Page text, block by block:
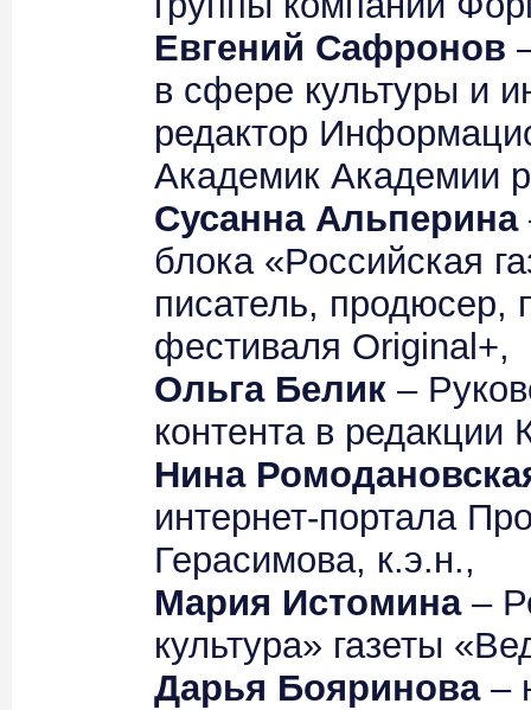
Евгений Сафронов
в сфере культуры и
редактор
Академик Академии
Сусанна Альперина
блока «Российская
писатель, продюсер,
фестиваля Original+,
Ольга Белик –
контента в редакции
Нина
интернет-портала
Герасимова, к.э.н.,
Мария Истомина–
культура» газеты
Дарья Бояринова–